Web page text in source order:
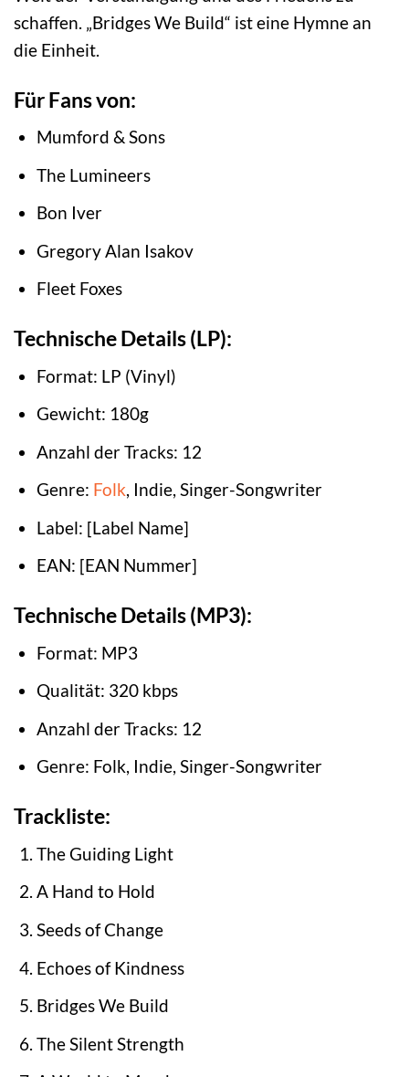
schaffen. „Bridges We Build“ ist eine Hymne an
die Einheit.
Für Fans von:
Mumford & Sons
The Lumineers
Bon Iver
Gregory Alan Isakov
Fleet Foxes
Technische Details (LP):
Format: LP (Vinyl)
Gewicht: 180g
Anzahl der Tracks: 12
Genre: Folk, Indie, Singer-Songwriter
Label: [Label Name]
EAN: [EAN Nummer]
Technische Details (MP3):
Format: MP3
Qualität: 320 kbps
Anzahl der Tracks: 12
Genre: Folk, Indie, Singer-Songwriter
Trackliste:
The Guiding Light
A Hand to Hold
Seeds of Change
Echoes of Kindness
Bridges We Build
The Silent Strength